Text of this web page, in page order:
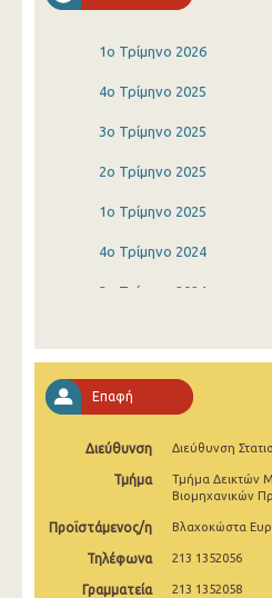
1o Τρίμηνο 2026
4o Τρίμηνο 2025
3o Τρίμηνο 2025
2o Τρίμηνο 2025
1o Τρίμηνο 2025
4o Τρίμηνο 2024
3o Τρίμηνο 2024
4o Τρίμηνο 2023
3o Τρίμηνο 2023
2o Τρίμηνο 2023
1o Τρίμηνο 2023
Επαφή
Διεύθυνση Διεύθυνση
Τμήμα
Τμήμα Δεικτών
Βιομηχανικών
Προϊστάμενος/η Βλαχοκώστα
Τηλέφωνα 213 1352056
Γραμματεία 213 1352058